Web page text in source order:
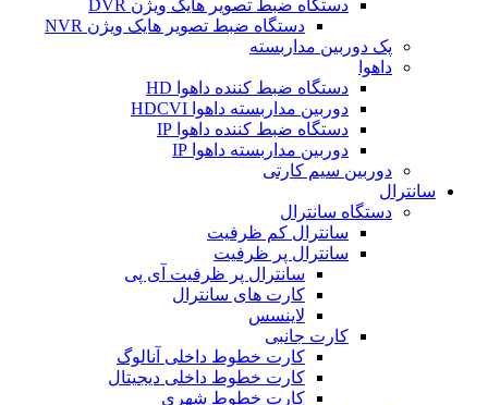
دستگاه ضبط تصویر هایک ویژن DVR
دستگاه ضبط تصویر هایک ویژن NVR
پک دوربین مداربسته
داهوا
دستگاه ضبط کننده داهوا HD
دوربین مداربسته داهوا HDCVI
دستگاه ضبط کننده داهوا IP
دوربین مداربسته داهوا IP
دوربین سیم کارتی
سانترال
دستگاه سانترال
سانترال کم ظرفیت
سانترال پر ظرفیت
سانترال پر ظرفیت آی پی
کارت های سانترال
لاینسس
کارت جانبی
کارت خطوط داخلی آنالوگ
کارت خطوط داخلی دیجیتال
کارت خطوط شهری